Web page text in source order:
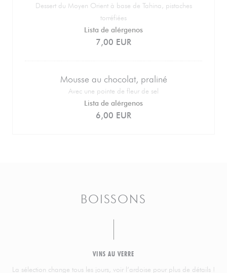
Dessert du Moyen Orient à base de Tahina, pistaches
torréfiées
Lista de alérgenos
7,00 EUR
Mousse au chocolat, praliné
Avec une pointe de fleur de sel
Lista de alérgenos
6,00 EUR
BOISSONS
VINS AU VERRE
La sélection change tous les jours, voir l’ardoise pour plus de détails !